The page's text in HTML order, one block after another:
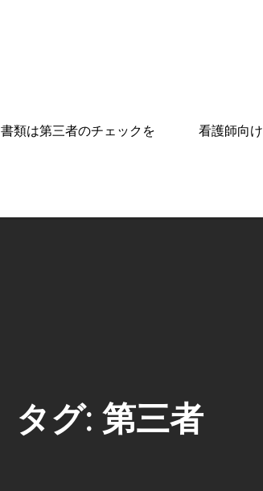
書類は第三者のチェックを 看護師向
タグ: 第三者